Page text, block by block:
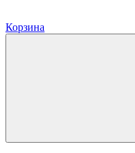
Корзина